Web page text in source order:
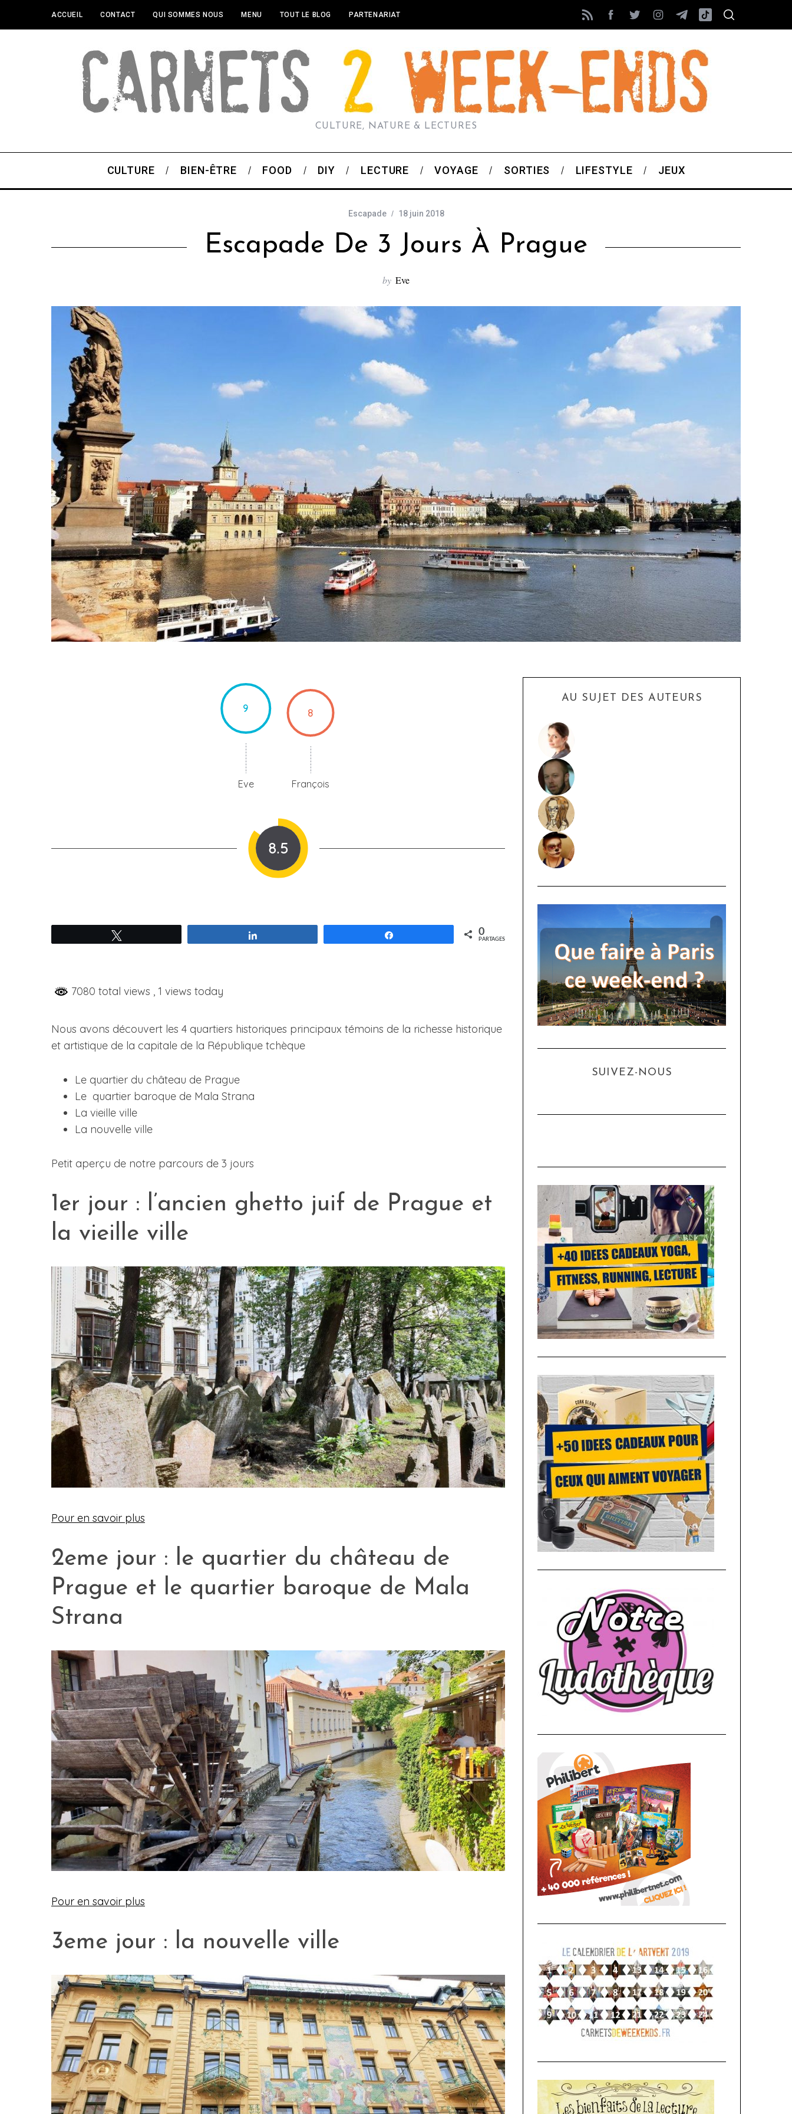
ACCUEIL CONTACT QUI SOMMES NOUS MENU TOUT LE BLOG PARTENARIAT
CULTURE, NATURE & LECTURES
CULTURE BIEN-ÊTRE FOOD DIY LECTURE VOYAGE SORTIES LIFESTYLE JEUX
Escapade 18 juin 2018
Escapade De 3 Jours À Prague
by Eve
9
Eve
8
François
8.5
0
PARTAGES
7080 total views , 1 views today
Nous avons découvert les 4 quartiers historiques principaux témoins de la richesse historique
et artistique de la capitale de la République tchèque
Le quartier du château de Prague
Le quartier baroque de Mala Strana
La vieille ville
La nouvelle ville
Petit aperçu de notre parcours de 3 jours
1er jour : l’ancien ghetto juif de Prague et
la vieille ville
Pour en savoir plus
2eme jour : le quartier du château de
Prague et le quartier baroque de Mala
Strana
Pour en savoir plus
3eme jour : la nouvelle ville
AU SUJET DES AUTEURS
SUIVEZ-NOUS
S
e
c
o
r